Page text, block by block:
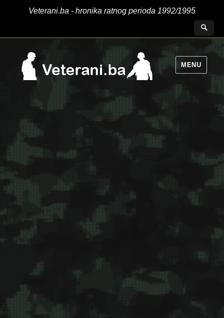
Veterani.ba - hronika ratnog perioda 1992/1995
MENU